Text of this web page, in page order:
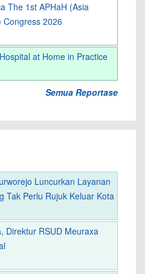
The 1st APHaH (Asia
Congress 2026
at Home in Practice
Semua Reportase
Luncurkan Layanan
Tak Perlu Rujuk Keluar Kota
Direktur RSUD Meuraxa